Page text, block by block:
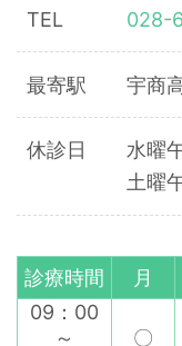
TEL 028-
最寄駅 宇商
休診日
水曜
土曜
診療時間 月
09：00
～
〇